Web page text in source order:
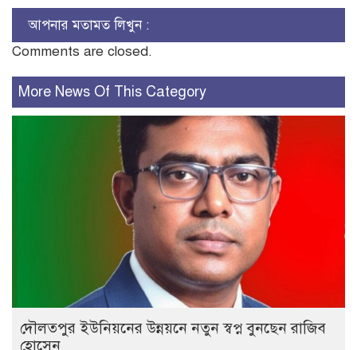
আপনার মতামত লিখুন :
Comments are closed.
More News Of This Category
দৌলতপুর ইউনিয়নের উন্নয়নে নতুন স্বপ্ন বুনছেন রাজিব
হোসেন